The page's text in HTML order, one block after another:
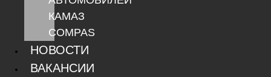
КАМАЗ
COMPAS
НОВОСТИ
ВАКАНСИИ